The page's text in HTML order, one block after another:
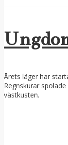
Årets läger har
Regnskurar
västkusten.